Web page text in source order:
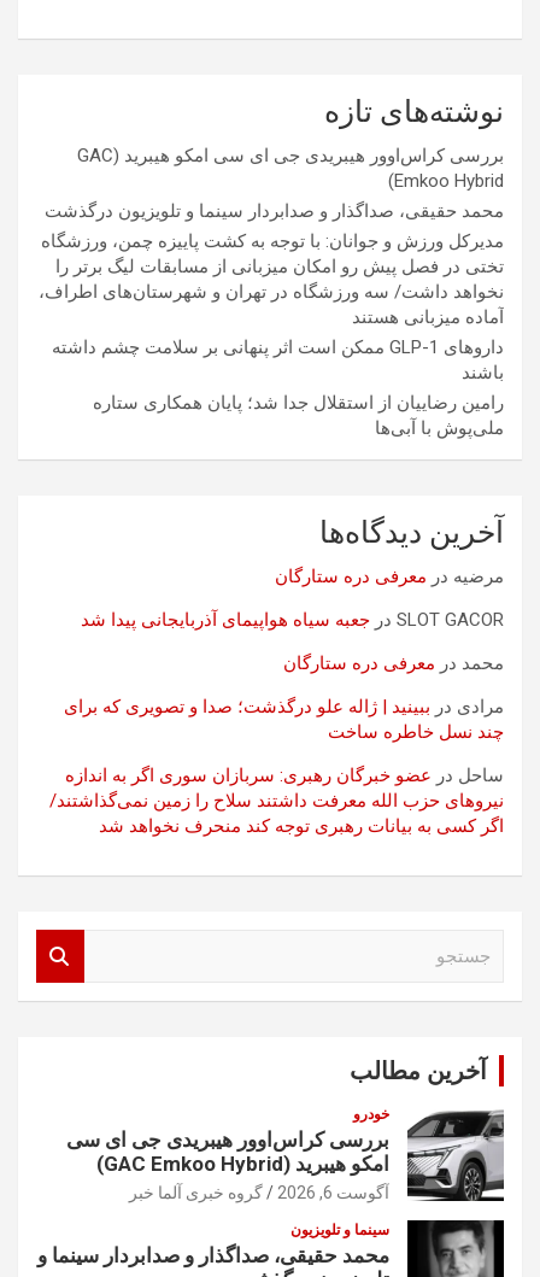
نوشته‌های تازه
بررسی کراس‌اوور هیبریدی جی ای سی امکو هیبرید (GAC
Emkoo Hybrid)
محمد حقیقی، صداگذار و صدابردار سینما و تلویزیون درگذشت
مدیرکل ورزش و جوانان: با توجه به کشت پاییزه چمن، ورزشگاه
تختی در فصل پیش رو امکان میزبانی از مسابقات لیگ برتر را
نخواهد داشت/ سه ورزشگاه در تهران و شهرستان‌های اطراف،
آماده میزبانی هستند
داروهای GLP-1 ممکن است اثر پنهانی بر سلامت چشم داشته
باشند
رامین رضاییان از استقلال جدا شد؛ پایان همکاری ستاره
ملی‌پوش با آبی‌ها
آخرین دیدگاه‌ها
مرضیه در معرفی دره ستارگان
SLOT GACOR در جعبه سیاه هواپیمای آذربایجانی پیدا شد
محمد در معرفی دره ستارگان
مرادی در ببینید | ژاله علو درگذشت؛ صدا و تصویری که برای
چند نسل خاطره ساخت
ساحل در عضو خبرگان رهبری: سربازان سوری اگر به اندازه
نیروهای حزب الله معرفت داشتند سلاح را زمین نمی‌گذاشتند/
اگر کسی به بیانات رهبری توجه کند منحرف نخواهد شد
آخرین مطالب
خودرو
بررسی کراس‌اوور هیبریدی جی ای سی
امکو هیبرید (GAC Emkoo Hybrid)
آگوست 6, 2026 گروه خبری آلما خبر
سینما و تلویزیون
محمد حقیقی، صداگذار و صدابردار سینما و